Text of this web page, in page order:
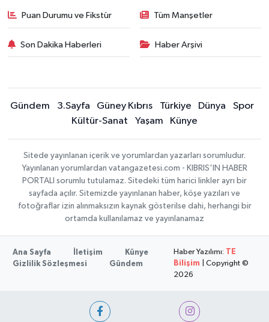
Puan Durumu ve Fikstür Tüm Manşetler
Son Dakika Haberleri Haber Arşivi
Gündem 3.Sayfa Güney Kıbrıs Türkiye Dünya
Spor
Kültür-Sanat
Yaşam Künye
Sitede yayınlanan içerik ve yorumlardan yazarları sorumludur.
Yayınlanan yorumlardan vatangazetesi.com - KIBRIS'IN HABER
PORTALI sorumlu tutulamaz. Sitedeki tüm harici linkler ayrı bir
sayfada açılır. Sitemizde yayınlanan haber, köşe yazıları ve
fotoğraflar izin alınmaksızın kaynak gösterilse dahi, herhangi bir
ortamda kullanılamaz ve yayınlanamaz
Ana Sayfa İletişim
Künye
Gizlilik Sözleşmesi
Gündem
Haber Yazılımı:
TE
Bilişim | Copyright ©
2026